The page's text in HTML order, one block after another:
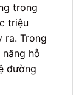
trong
triệu
ra. Trong
hỗ
đường